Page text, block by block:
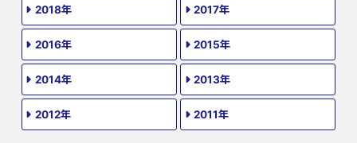
2018年 2017年
2016年 2015年
2014年 2013年
2012年 2011年